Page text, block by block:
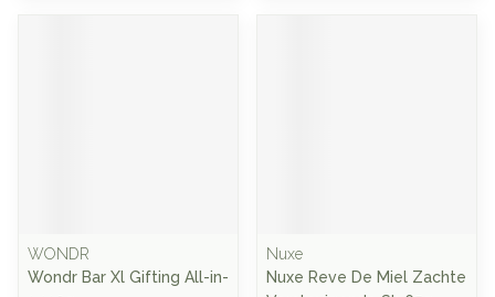
WONDR
Wondr Bar Xl Gifting All-in-
Nuxe
Nuxe Reve De Miel Zachte